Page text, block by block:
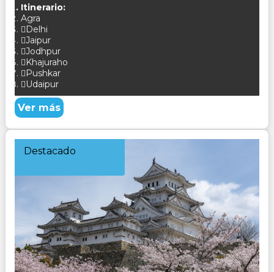
Itinerario:
Agra
Delhi
Jaipur
Jodhpur
Khajuraho
Pushkar
Udaipur
Ver más
Destacado